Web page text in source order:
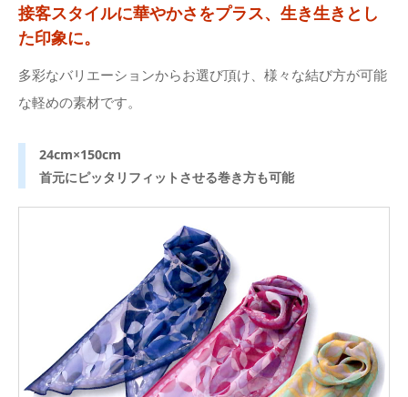
接客スタイルに華やかさをプラス、生き生きとし
た印象に。
多彩なバリエーションからお選び頂け、様々な結び方が可能
な軽めの素材です。
24cm×150cm
首元にピッタリフィットさせる巻き方も可能